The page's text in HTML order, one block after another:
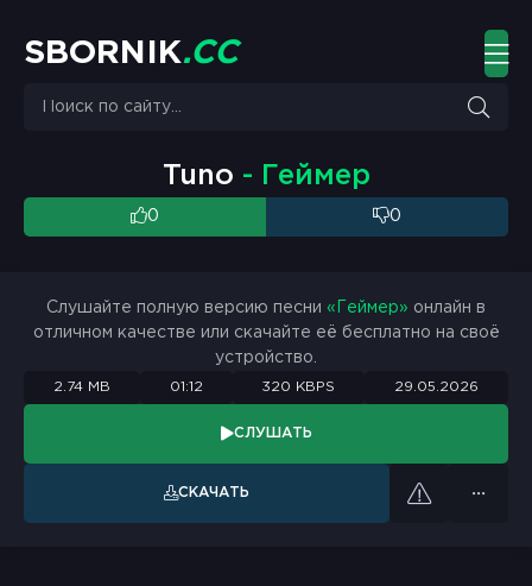
S BO R N K.CC
Tuno - Геймер
0 0
Слушайте полную версию песни «Геймер» онлайн в
отличном качестве или скачайте её бесплатно на своё
устройство.
2.74 MB 01:12 320 KBPS 29.05.2026
СЛУШАТЬ
СКАЧАТЬ